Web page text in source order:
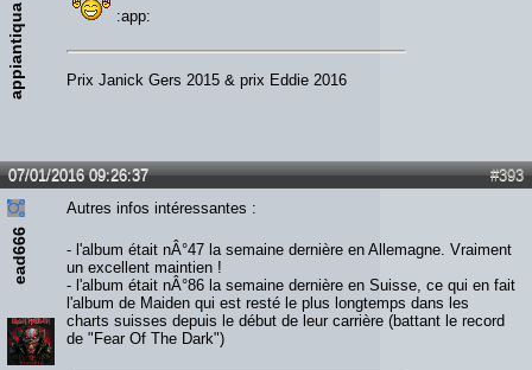
appiantiqua :app:
Prix Janick Gers 2015 & prix Eddie 2016
#393
07/01/2016 09:26:37
ead666
Autres infos intéressantes :
- l'album était nÂ°47 la semaine dernière en Allemagne. Vraiment
un excellent maintien !
- l'album était nÂ°86 la semaine dernière en Suisse, ce qui en fait
l'album de Maiden qui est resté le plus longtemps dans les
charts suisses depuis le début de leur carrière (battant le record
de "Fear Of The Dark")